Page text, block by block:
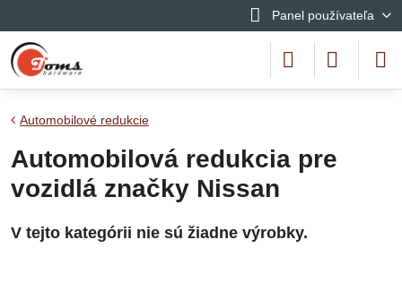
Panel používateľa
Automobilové redukcie
Automobilová redukcia pre
vozidlá značky Nissan